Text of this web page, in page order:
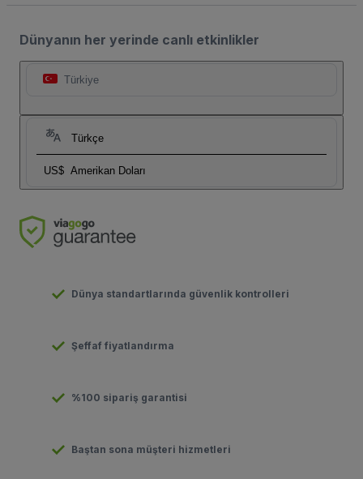
Dünyanın her yerinde canlı etkinlikler
Türkiye
Türkçe
US$ Amerikan Doları
Dünya standartlarında güvenlik kontrolleri
Şeffaf fiyatlandırma
%100 sipariş garantisi
Baştan sona müşteri hizmetleri